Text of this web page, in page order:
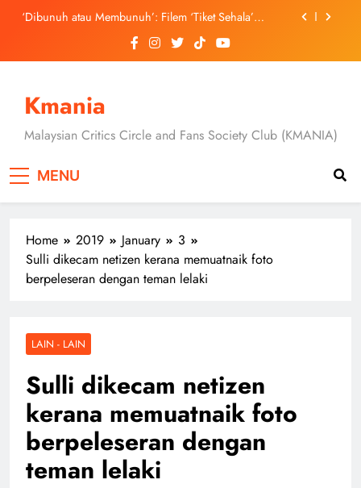
September Ini
‘Dibunuh atau Membunuh’: Filem ‘Tiket Sehala’
3 Sebab Untuk Mula Menonton “My Bias, My Boss”,
Kini Distrim di HBO Max Malaysia
SEUNGKWAN dan DINO SEVENTEEN
Duta Global Antarabangsa iQIYI, Cheng Lei Bakal
Buat Penampilan Istimewa di Kuala Lumpur
September Ini
Satukan Empat Negara Asia
3 Sebab Untuk Mula Menonton “My Bias, My Boss”,
Kini Distrim di HBO Max Malaysia
Kmania
Malaysian Critics Circle and Fans Society Club (KMANIA)
MENU
Home 2019 January
3
Sulli dikecam netizen kerana memuatnaik foto
berpeleseran dengan teman lelaki
LAIN - LAIN
Sulli dikecam netizen
kerana memuatnaik foto
berpeleseran dengan
teman lelaki